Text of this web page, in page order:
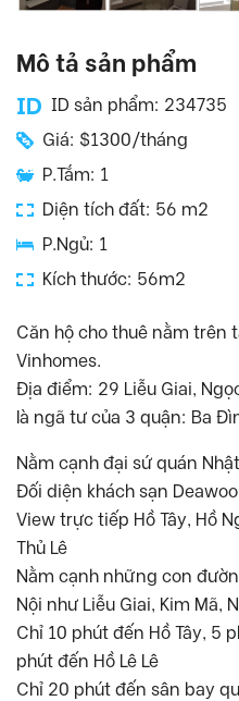
Mô tả sản phẩm
ID sản phẩm: 234735
Giá: $1300/tháng
P.Tắm: 1
Diện tích đất: 56 m2
P.Ngủ: 1
Kích thước: 56m2
Căn hộ cho thuê nằm trên
Vinhomes.
Địa điểm: 29 Liễu Giai,
là ngã tư của 3 quận: Ba
Nằm cạnh đại sứ quán
Đối diện khách sạn
View trực tiếp Hồ Tây, Hồ
Thủ Lê
Nằm cạnh những con
Nội như Liễu Giai, Kim Mã,
Chỉ 10 phút đến Hồ Tây, 5
phút đến Hồ Lê Lê
Chỉ 20 phút đến sân bay